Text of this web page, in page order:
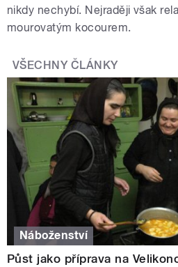
nikdy nechybí. Nejraději však
mourovatým kocourem.
VŠECHNY ČLÁNKY
Náboženství
Půst jako příprava na